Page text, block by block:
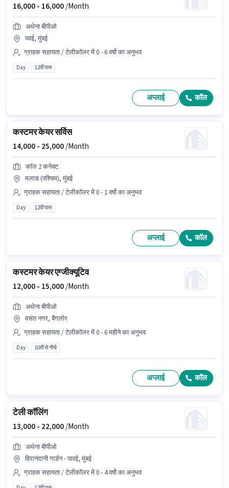
16,000 - 16,000/Month
अथेना बीपीओ
पवई, मुंबई
ग्राहक सहायता / टेलीकॉलर में 0 - 6 वर्षो का अनुभव
Day 12वीं पास
अप्लाई कॉल
कस्टमर केयर सर्विस
14,000 - 25,000/Month
कॉल 2 कनेक्ट
मलाड (पश्चिम), मुंबई
ग्राहक सहायता / टेलीकॉलर में 0 - 1 वर्षो का अनुभव
Day 12वीं पास
अप्लाई कॉल
कस्टमर केयर एग्जीक्यूटिव
12,000 - 15,000/Month
अथेना बीपीओ
वसंत नगर, बैंगलोर
ग्राहक सहायता / टेलीकॉलर में 0 - 6 महीने का अनुभव
Day 10वीं से नीचे
अप्लाई कॉल
टेली कॉलिंग
13,000 - 22,000/Month
अथेना बीपीओ
हिरानंदानी गार्डन - पावई, मुंबई
ग्राहक सहायता / टेलीकॉलर में 0 - 4 वर्षो का अनुभव